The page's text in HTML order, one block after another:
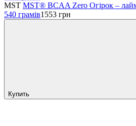
MST MST® BCAA Zero Огірок –
540 грамів1553 грн
Купить